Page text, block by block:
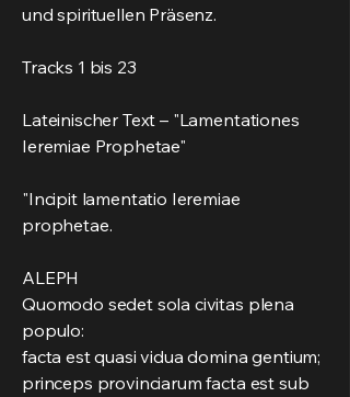
und spirituellen Präsenz.
Tracks 1 bis 23
Lateinischer Text – "Lamentationes
Ieremiae Prophetae"
"Incipit lamentatio Ieremiae
prophetae.
ALEPH
Quomodo sedet sola civitas plena
populo:
facta est quasi vidua domina gentium;
princeps provinciarum facta est sub